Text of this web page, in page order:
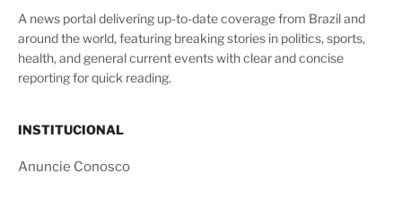
A news portal delivering up-to-date coverage from Brazil and
around the world, featuring breaking stories in politics, sports,
health, and general current events with clear and concise
reporting for quick reading.
INSTITUCIONAL
Anuncie Conosco